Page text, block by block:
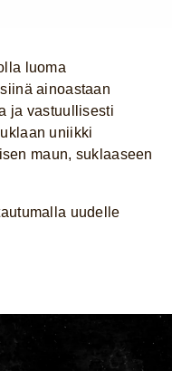
luoma
ainoastaan
ja vastuullisesti
uniikki
maun, suklaaseen
uudelle